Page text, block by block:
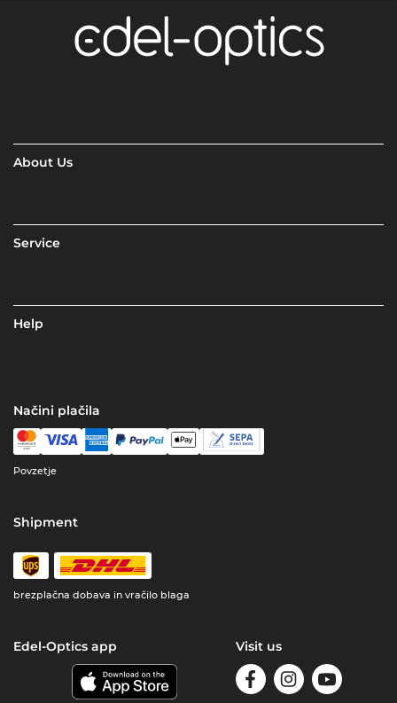
About Us
Service
Help
Načini plačila
Povzetje
Shipment
brezplačna dobava in vračilo blaga
Edel-Optics app Visit us